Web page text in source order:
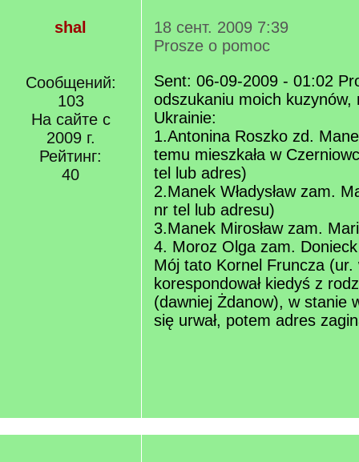
shal
Сообщений:
103
На сайте с
2009 г.
Рейтинг:
40
18 сент. 2009 7:39
Prosze o pomoc
Sent: 06-09-2009 - 01:02
odszukaniu moich kuzynów,
Ukrainie:
1.Antonina Roszko zd.
temu mieszkała w
tel lub adres)
2.Manek Władysław zam.
nr tel lub adresu)
3.Manek Mirosław zam.
4. Moroz Olga zam.
Mój tato Kornel Fruncza (ur.
korespondował kiedyś z
(dawniej Żdanow), w stanie
się urwał, potem adres